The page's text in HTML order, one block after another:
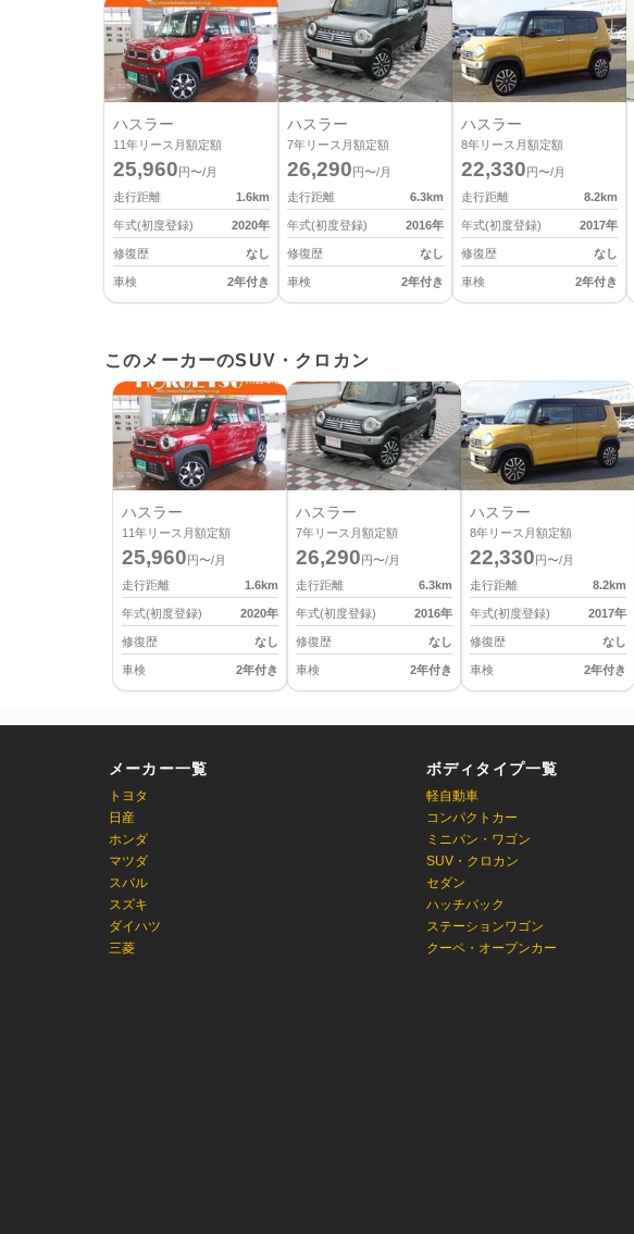
ハスラー
11年リース月額定額
25,960 円〜/月
走行距離
1.6km
年式(初度登録) 2020年
修復歴 なし
車検 2年付き
ハスラー
7年リース月額定額
26,290 円〜/月
走行距離
6.3km
年式(初度登録) 2016年
修復歴 なし
車検 2年付き
ハスラー
8年リース月額定額
22,330 円〜/月
走行距離
8.2km
年式(初度登録) 2017年
修復歴 なし
車検 2年付き
このメーカーのSUV・クロカン
ハスラー
11年リース月額定額
25,960 円〜/月
走行距離
1.6km
年式(初度登録) 2020年
修復歴 なし
車検 2年付き
ハスラー
7年リース月額定額
26,290 円〜/月
走行距離
6.3km
年式(初度登録) 2016年
修復歴 なし
車検 2年付き
ハスラー
8年リース月額定額
22,330 円〜/月
走行距離
8.2km
年式(初度登録) 2017年
修復歴 なし
車検 2年付き
メーカー一覧
トヨタ
日産
ホンダ
マツダ
スバル
スズキ
ダイハツ
三菱
ボディタイプ一覧
軽自動車
コンパクトカー
ミニバン・ワゴン
SUV・クロカン
セダン
ハッチバック
ステーションワゴン
クーペ・オープンカー